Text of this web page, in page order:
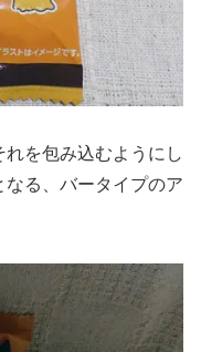
を包み込むようにし
る、バータイプのア